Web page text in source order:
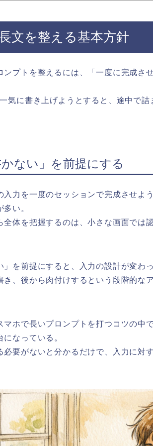
文を整える基本方針
ンプトを整えるには、「一度に完成さ
気に書き上げようとすると、途中で
かない」を前提にする
入力を一度のセッションで完成させよ
い。
全体を把握するのは、小さな画面では
」を前提にすると、入力の設計が変わ
き、後から肉付けするという段階的な
マホで長いプロンプトを打つコツの中
なっている。
必要がないと分かるだけで、入力に対